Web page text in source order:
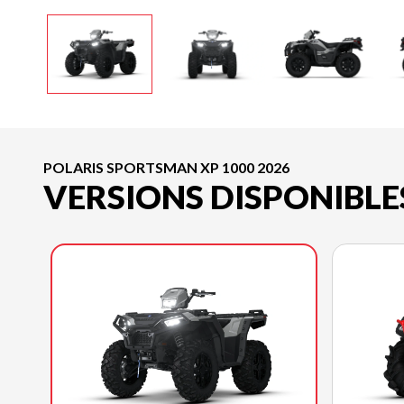
POLARIS SPORTSMAN XP 1000 2026
VERSIONS